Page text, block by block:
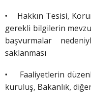
•
Hakkın Tesisi,
gerekli bilgilerin
başvurmalar
saklanması
• Faaliyetlerin
kuruluş, Bakanlık,